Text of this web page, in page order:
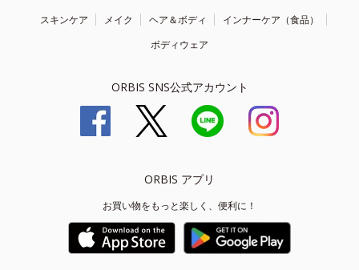
スキンケア メイク ヘア＆ボディ
インナーケア（食品）
ボディウェア
ORBIS SNS公式アカウント
ORBIS アプリ
お買い物をもっと楽しく、便利に！